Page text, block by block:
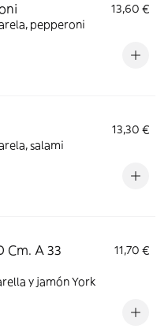
13,60 €
pepperoni
13,30 €
salami
Cm. A 33
11,70 €
y jamón York